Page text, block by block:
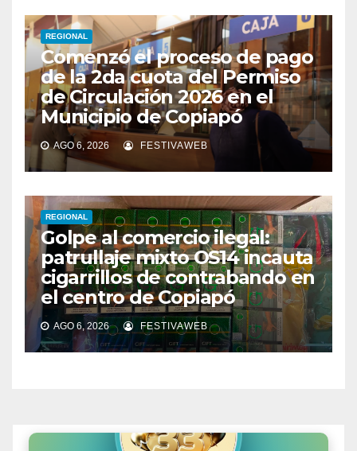
REGIONAL
Comenzó el proceso de pago
de la 2da cuota del Permiso
de Circulación 2026 en el
Municipio de Copiapó
AGO 6, 2026 FESTIVAWEB
REGIONAL
Golpe al comercio ilegal:
patrullaje mixto OS14 incauta
cigarrillos de contrabando en
el centro de Copiapó
AGO 6, 2026 FESTIVAWEB